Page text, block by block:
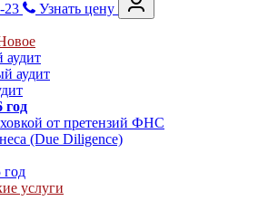
23
Узнать цену
аудит
аудит
год
от претензий ФНС
(Due Diligence)
год
услуги